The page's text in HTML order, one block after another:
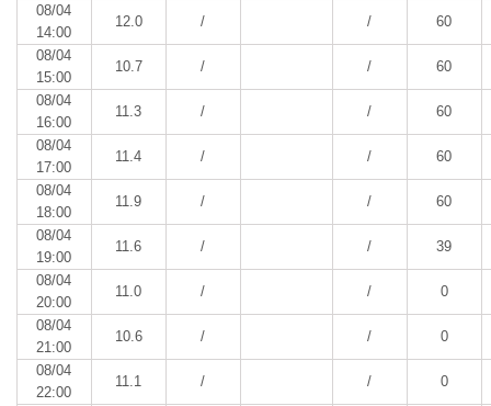
08/04
14:00
12.0 / / 60
08/04
15:00
10.7 / / 60
08/04
16:00
11.3 / / 60
08/04
17:00
11.4 / / 60
08/04
18:00
11.9 / / 60
08/04
19:00
11.6 / / 39
08/04
20:00
11.0 / / 0
08/04
21:00
10.6 / / 0
08/04
22:00
11.1 / / 0